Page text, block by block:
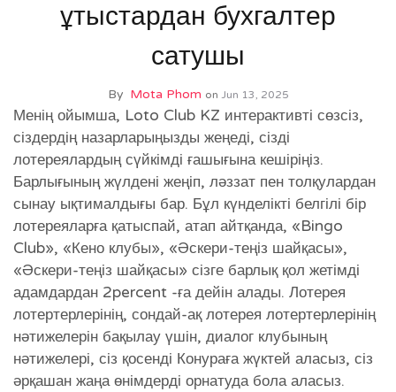
ұтыстардан бухгалтер
сатушы
By Mota Phom on Jun 13, 2025
Менің ойымша, Loto Club KZ интерактивті сөзсіз,
сіздердің назарларыңызды жеңеді, сізді
лотереялардың сүйкімді ғашығына кешіріңіз.
Барлығының жүлдені жеңіп, ләззат пен толқулардан
сынау ықтималдығы бар. Бұл күнделікті белгілі бір
лотереяларға қатыспай, атап айтқанда, «Bingo
Club», «Кено клубы», «Әскери-теңіз шайқасы»,
«Әскери-теңіз шайқасы» сізге барлық қол жетімді
адамдардан 2percent -ға дейін алады. Лотерея
лотертерлерінің, сондай-ақ лотерея лотертерлерінің
нәтижелерін бақылау үшін, диалог клубының
нәтижелері, сіз қосенді Конураға жүктей аласыз, сіз
әрқашан жаңа өнімдерді орнатуда бола аласыз.